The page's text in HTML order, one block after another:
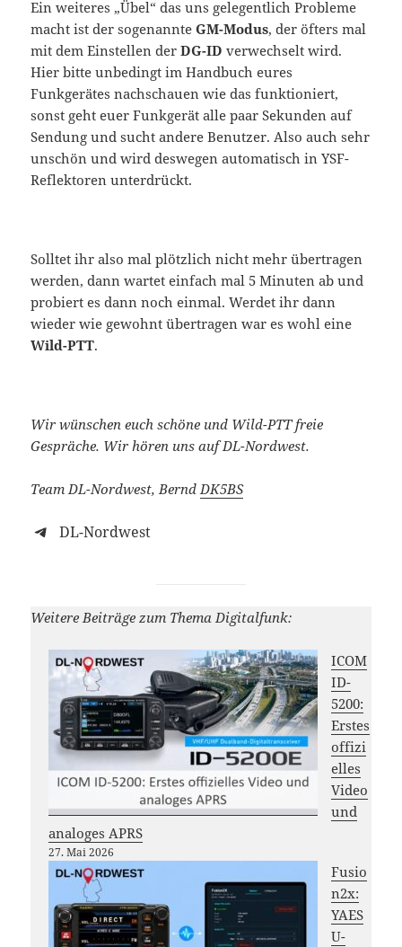
Ein weiteres „Übel“ das uns gelegentlich Probleme
macht ist der sogenannteGM-Modus, der öfters mal
mit dem Einstellen derDG-ID verwechselt wird.
Hier bitte unbedingt im Handbuch eures
Funkgerätes nachschauen wie das funktioniert,
sonst geht euer Funkgerät alle paar Sekunden auf
Sendung und sucht andere Benutzer. Also auch sehr
unschön und wird deswegen automatisch in YSF-
Reflektoren unterdrückt.
Solltet ihr also mal plötzlich nicht mehr übertragen
werden, dann wartet einfach mal 5 Minuten ab und
probiert es dann noch einmal. Werdet ihr dann
wieder wie gewohnt übertragen war es wohl eine
Wild-PTT.
Wir wünschen euch schöne und Wild-PTT freie
Gespräche. Wir hören uns auf DL-Nordwest.
Team DL-Nordwest, Bernd DK5BS
DL-Nordwest
Weitere Beiträge zum Thema Digitalfunk:
ICOM
ID-
5200:
Erstes
offizi
elles
Video
und
analoges APRS
27. Mai 2026
Fusio
n2x:
YAES
U-